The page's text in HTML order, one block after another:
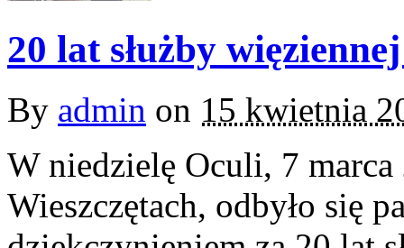
20 lat służby
By admin on 15 kwietnia
W niedzielę Oculi, 7
Wieszczętach, odbyło się